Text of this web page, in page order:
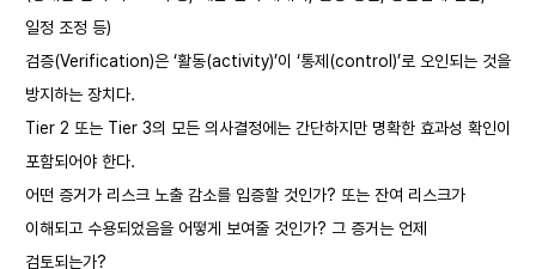
일정 조정 등)
검증(Verification)은 ‘활동(activity)’이 ‘통제(control)’로 오인되는 것을
방지하는 장치다.
Tier 2 또는 Tier 3의 모든 의사결정에는 간단하지만 명확한 효과성 확인이
포함되어야 한다.
어떤 증거가 리스크 노출 감소를 입증할 것인가? 또는 잔여 리스크가
이해되고 수용되었음을 어떻게 보여줄 것인가? 그 증거는 언제
검토되는가?